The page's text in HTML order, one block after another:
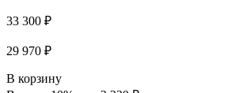
33 300 ₽
29 970 ₽
В корзину